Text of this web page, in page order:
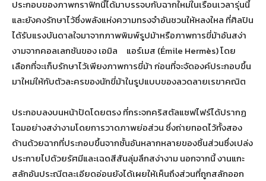
ประกอบของภาพกราฟิกนี้ได้มาบรรจบกับฉากใหม่ในเรือนเวลารุ่นนี้
และยังคงรักษาไว้ซึ่งพลังแห่งความทรงจำอันชวนให้หลงใหล ที่ศิลปิน
ได้รับแรงบันดาลใจมาจากภาพพิมพ์รูปม้าหรือภาพการขี่ม้าอันสง่า
งามจากคอลเลกชันของ เอมิล แอร์เมส (Émile Hermès) โดย
เลือกที่จะเก็บรักษาไว้เพียงภาพการขี่ม้า ก่อนที่จะจัดองค์ประกอบขึ้น
มาใหม่ให้กับตัวละครของนักขี่ม้าในรูปแบบของลวดลายเรขาคณิต
ประกอบลงบนหน้าปัดโดยตรง ที่กระจกคริสตัลแซฟไฟร์ได้ปรากฏ
โฉมอย่างสง่างามโดยการวาดภาพย่อส่วน ซึ่งถ่ายทอดไว้ทั้งสอง
ด้านด้วยฉากที่ประกอบขึ้นจากชั้นอันหลากหลายของชิ้นส่วนซึ่งเปล่ง
ประกายไปด้วยรัศมีและเฉดสีสันลุ่มลึกสง่างาม นอกจากนี้ งานแกะ
สลักอันประณีตละเอียดอ่อนยังได้เผยให้เห็นถึงส่วนที่ถูกสลักออก